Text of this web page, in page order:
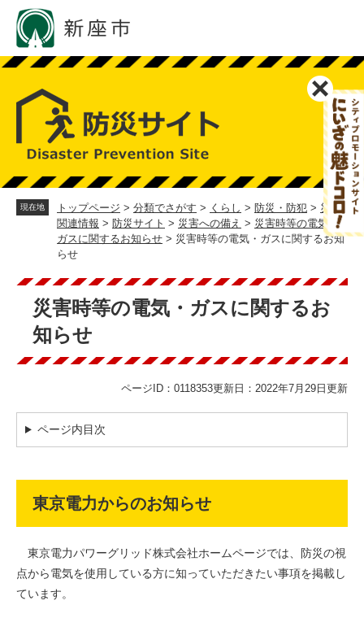
の
ー
文
現在地 トップページ > 分類でさがす > くらし > 防災・防犯 > 災害
関連情報 > 防災サイト > 災害への備え > 災害時等の電気・
ガスに関するお知らせ > 災害時等の電気・ガスに関するお知
らせ
本
災害時等の電気・ガスに関するお
知らせ
ページID：0118353更新日：2022年7月29日更新
ページ内目次
東京電力からのお知らせ
東京電力パワーグリッド株式会社ホームページでは、防災の視
点から電気を使用している方に知っていただきたい事項を掲載し
ています。